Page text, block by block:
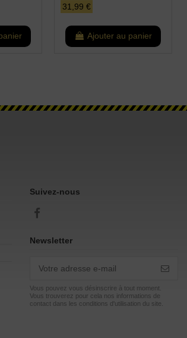
31,99 €
Ajouter au panier
Suivez-nous
Newsletter
Vous pouvez vous désinscrire à tout moment.
Vous trouverez pour cela nos informations de
contact dans les conditions d'utilisation du site.